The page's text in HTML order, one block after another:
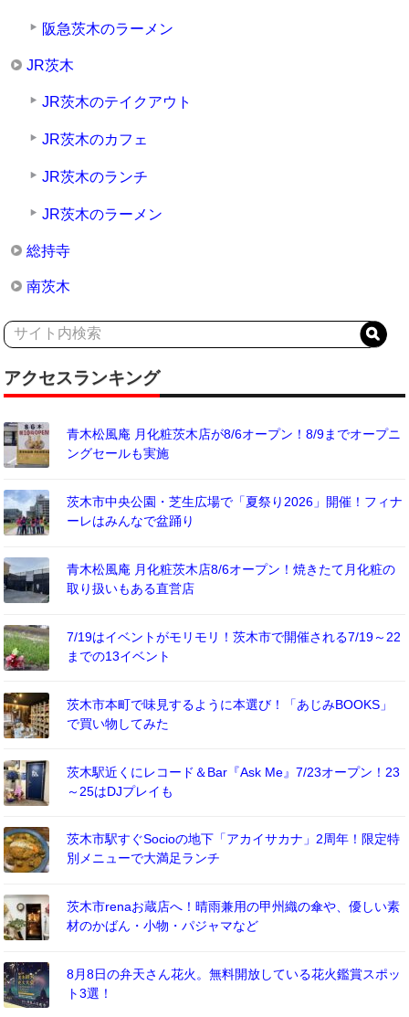
阪急茨木のラーメン
JR茨木
JR茨木のテイクアウト
JR茨木のカフェ
JR茨木のランチ
JR茨木のラーメン
総持寺
南茨木
アクセスランキング
青木松風庵 月化粧茨木店が8/6オープン！8/9までオープニ
ングセールも実施
茨木市中央公園・芝生広場で「夏祭り2026」開催！フィナ
ーレはみんなで盆踊り
青木松風庵 月化粧茨木店8/6オープン！焼きたて月化粧の
取り扱いもある直営店
7/19はイベントがモリモリ！茨木市で開催される7/19～22
までの13イベント
茨木市本町で味見するように本選び！「あじみBOOKS」
で買い物してみた
茨木駅近くにレコード＆Bar『Ask Me』7/23オープン！23
～25はDJプレイも
茨木市駅すぐSocioの地下「アカイサカナ」2周年！限定特
別メニューで大満足ランチ
茨木市renaお蔵店へ！晴雨兼用の甲州織の傘や、優しい素
材のかばん・小物・パジャマなど
8月8日の弁天さん花火。無料開放している花火鑑賞スポッ
ト3選！